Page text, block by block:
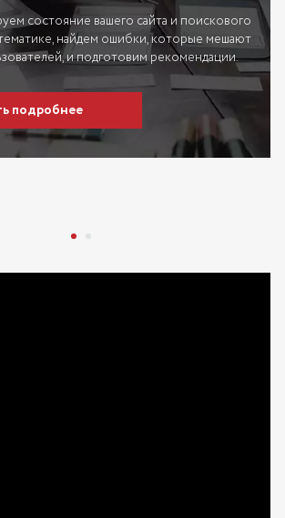
состояние вашего сайта и поискового
найдем ошибки, которые мешают
и подготовим рекомендации.
подробнее